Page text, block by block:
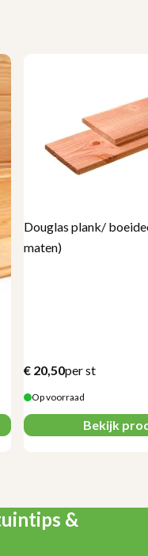
Douglas plank/
maten)
€ 20,50per st
Op voorraad
Bekijk
&